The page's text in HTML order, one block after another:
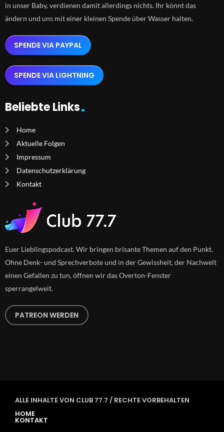
in unser Baby, verdienen damit allerdings nichts. Ihr könnt das
ändern und uns mit einer kleinen Spende über Wasser halten.
SPENDE VIA PAYPAL
SPENDE VIA LIGHTNING
Beliebte Links
Home
Aktuelle Folgen
Impressum
Datenschutzerklärung
Kontakt
Euer Lieblingspodcast. Wir bringen brisante Themen auf den Punkt.
Ohne Denk- und Sprechverbote und in der Gewissheit, der Nachwelt
einen Gefallen zu tun, öffnen wir das Overton-Fenster
sperrangelweit.
PATREON WERDEN
ALLE INHALTE VON CLUB 77.7 / RECHTE VORBEHALTEN
HOME
KONTAKT